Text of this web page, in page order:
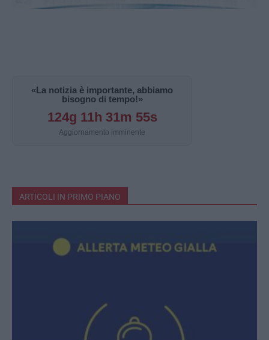
«La notizia è importante, abbiamo
bisogno di tempo!»
124g 11h 31m 54s
Aggiornamento imminente
ARTICOLI IN PRIMO PIANO